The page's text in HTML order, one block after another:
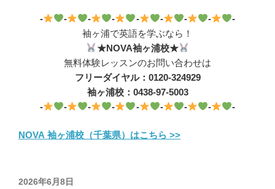
- - - - - - - -
-
袖ヶ浦で英語を学ぶなら！
★NOVA袖ヶ浦校★
無料体験レッスンのお問い合わせは
フリーダイヤル：0120-324929
袖ヶ浦校：0438-97-5003
-
- - - - - - - -
NOVA 袖ヶ浦校（千葉県）はこちら >>
投
2026年6月8日